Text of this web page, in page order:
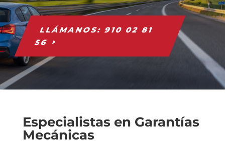
LLÁMANOS: 910 02 81
56
Especialistas en Garantías
Mecánicas